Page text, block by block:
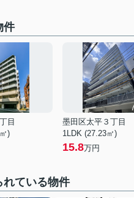
件
目
)
墨田区太平３丁目
1LDK (27.23㎡)
15.8万円
れている物件